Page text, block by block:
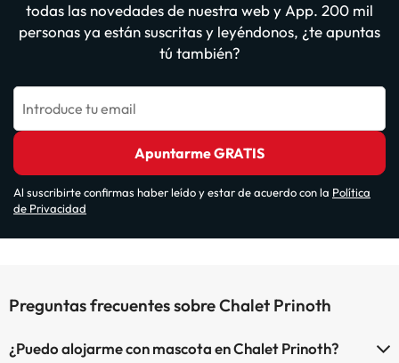
todas las novedades de nuestra web y App. 200 mil
personas ya están suscritas y leyéndonos, ¿te apuntas
tú también?
Introduce tu email
Apuntarme GRATIS
Al suscribirte confirmas haber leído y estar de acuerdo con la Política
de Privacidad
Preguntas frecuentes sobre Chalet Prinoth
¿Puedo alojarme con mascota en Chalet Prinoth?